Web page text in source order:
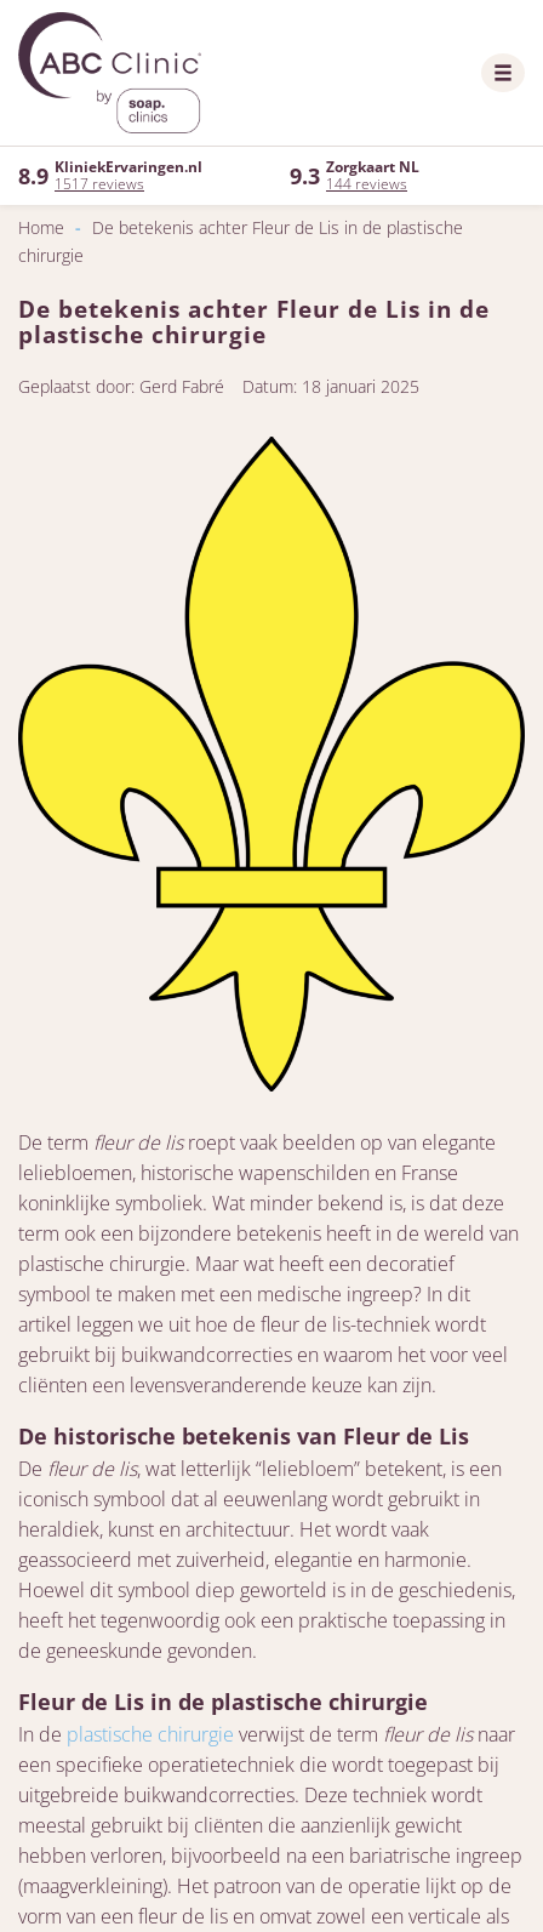
8.9 KliniekErvaringen.nl
1517 reviews
9.3 Zorgkaart NL
144 reviews
Home - De betekenis achter Fleur de Lis in de plastische
chirurgie
De betekenis achter Fleur de Lis in de
plastische chirurgie
Geplaatst door: Gerd Fabré Datum: 18 januari 2025
De term fleur de lisroept vaak beelden op van elegante
leliebloemen, historische wapenschilden en Franse
koninklijke symboliek. Wat minder bekend is, is dat deze
term ook een bijzondere betekenis heeft in de wereld van
plastische chirurgie. Maar wat heeft een decoratief
symbool te maken met een medische ingreep? In dit
artikel leggen we uit hoe de fleur de lis-techniek wordt
gebruikt bij buikwandcorrecties en waarom het voor veel
cliënten een levensveranderende keuze kan zijn.
De historische betekenis van Fleur de Lis
De fleur de lis, wat letterlijk “leliebloem” betekent, is een
iconisch symbool dat al eeuwenlang wordt gebruikt in
heraldiek, kunst en architectuur. Het wordt vaak
geassocieerd met zuiverheid, elegantie en harmonie.
Hoewel dit symbool diep geworteld is in de geschiedenis,
heeft het tegenwoordig ook een praktische toepassing in
de geneeskunde gevonden.
Fleur de Lis in de plastische chirurgie
In de plastische chirurgie verwijst de term fleur de lisnaar
een specifieke operatietechniek die wordt toegepast bij
uitgebreide buikwandcorrecties. Deze techniek wordt
meestal gebruikt bij cliënten die aanzienlijk gewicht
hebben verloren, bijvoorbeeld na een bariatrische ingreep
(maagverkleining). Het patroon van de operatie lijkt op de
vorm van een fleur de lis en omvat zowel een verticale als